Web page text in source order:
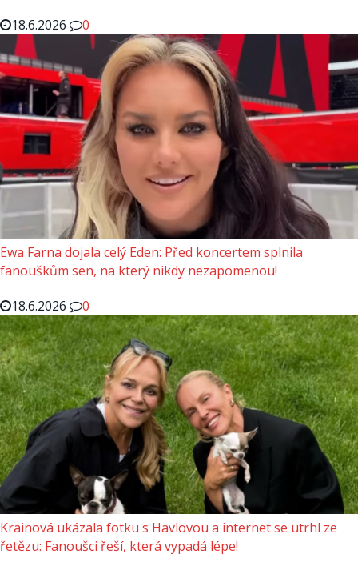
18.6.2026
0
Ewa Farna dojala celý Eden: Před koncertem splnila
fanouškům sen, na který nikdy nezapomenou!
18.6.2026
0
Krainová ukázala fotku s Havlovou a internet se utrhl ze
řetězu: Fanoušci řeší, která vypadá lépe!